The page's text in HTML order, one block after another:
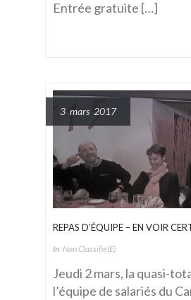
Entrée gratuite […]
3 mars 2017
REPAS D’ÉQUIPE – EN VOIR
In Non Classifié(e)
Jeudi 2 mars, la quasi-
l’équipe de salariés du